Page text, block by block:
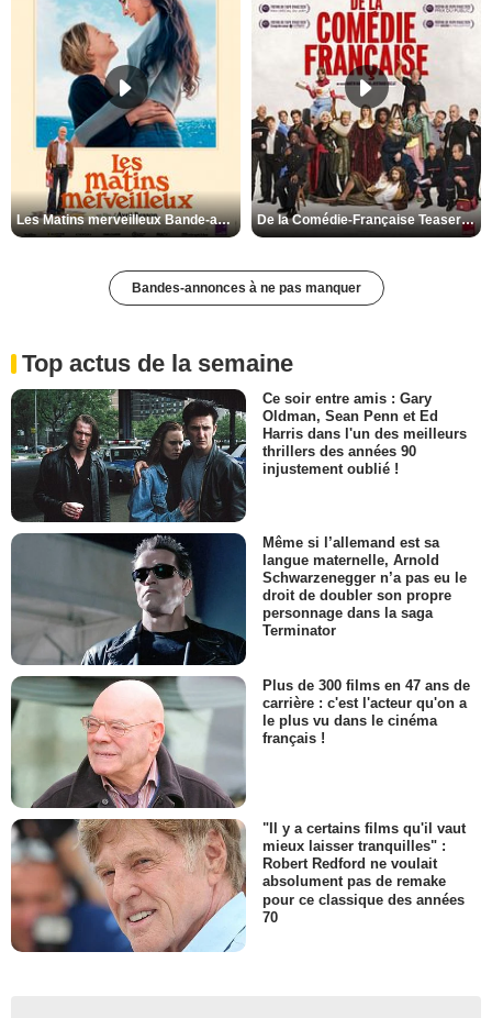
Les Matins merveilleux Bande-annonce VF De la Comédie-Française Teaser VF
Bandes-annonces à ne pas manquer
Top actus de la semaine
Ce soir entre amis : Gary
Oldman, Sean Penn et Ed
Harris dans l'un des meilleurs
thrillers des années 90
injustement oublié !
Même si l’allemand est sa
langue maternelle, Arnold
Schwarzenegger n’a pas eu le
droit de doubler son propre
personnage dans la saga
Terminator
Plus de 300 films en 47 ans de
carrière : c'est l'acteur qu'on a
le plus vu dans le cinéma
français !
"Il y a certains films qu'il vaut
mieux laisser tranquilles" :
Robert Redford ne voulait
absolument pas de remake
pour ce classique des années
70